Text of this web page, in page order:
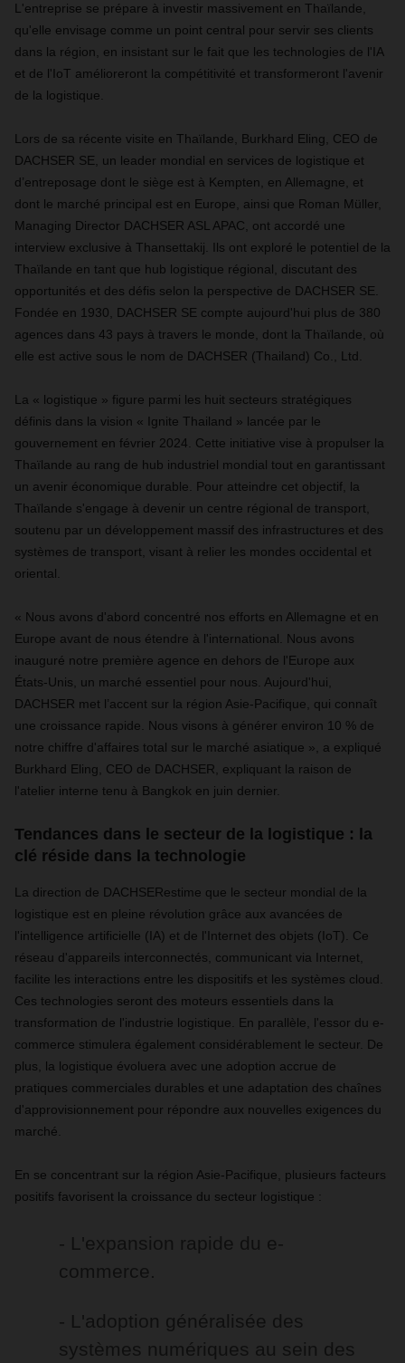
L'entreprise se prépare à investir massivement en Thaïlande,
qu'elle envisage comme un point central pour servir ses clients
dans la région, en insistant sur le fait que les technologies de l'IA
et de l'IoT amélioreront la compétitivité et transformeront l'avenir
de la logistique.
Lors de sa récente visite en Thaïlande, Burkhard Eling, CEO de
DACHSER SE, un leader mondial en services de logistique et
d’entreposage dont le siège est à Kempten, en Allemagne, et
dont le marché principal est en Europe, ainsi que Roman Müller,
Managing Director DACHSER ASL APAC, ont accordé une
interview exclusive à Thansettakij. Ils ont exploré le potentiel de la
Thaïlande en tant que hub logistique régional, discutant des
opportunités et des défis selon la perspective de DACHSER SE.
Fondée en 1930, DACHSER SE compte aujourd'hui plus de 380
agences dans 43 pays à travers le monde, dont la Thaïlande, où
elle est active sous le nom de DACHSER (Thailand) Co., Ltd.
La « logistique » figure parmi les huit secteurs stratégiques
définis dans la vision « Ignite Thailand » lancée par le
gouvernement en février 2024. Cette initiative vise à propulser la
Thaïlande au rang de hub industriel mondial tout en garantissant
un avenir économique durable. Pour atteindre cet objectif, la
Thaïlande s'engage à devenir un centre régional de transport,
soutenu par un développement massif des infrastructures et des
systèmes de transport, visant à relier les mondes occidental et
oriental.
« Nous avons d'abord concentré nos efforts en Allemagne et en
Europe avant de nous étendre à l'international. Nous avons
inauguré notre première agence en dehors de l'Europe aux
États-Unis, un marché essentiel pour nous. Aujourd'hui,
DACHSER met l’accent sur la région Asie-Pacifique, qui connaît
une croissance rapide. Nous visons à générer environ 10 % de
notre chiffre d'affaires total sur le marché asiatique », a expliqué
Burkhard Eling, CEO de DACHSER, expliquant la raison de
l'atelier interne tenu à Bangkok en juin dernier.
Tendances dans le secteur de la logistique : la
clé réside dans la technologie
La direction de DACHSERestime que le secteur mondial de la
logistique est en pleine révolution grâce aux avancées de
l'intelligence artificielle (IA) et de l'Internet des objets (IoT). Ce
réseau d'appareils interconnectés, communicant via Internet,
facilite les interactions entre les dispositifs et les systèmes cloud.
Ces technologies seront des moteurs essentiels dans la
transformation de l'industrie logistique. En parallèle, l'essor du e-
commerce stimulera également considérablement le secteur. De
plus, la logistique évoluera avec une adoption accrue de
pratiques commerciales durables et une adaptation des chaînes
d'approvisionnement pour répondre aux nouvelles exigences du
marché.
En se concentrant sur la région Asie-Pacifique, plusieurs facteurs
positifs favorisent la croissance du secteur logistique :
- L'expansion rapide du e-
commerce.
- L'adoption généralisée des
systèmes numériques au sein des